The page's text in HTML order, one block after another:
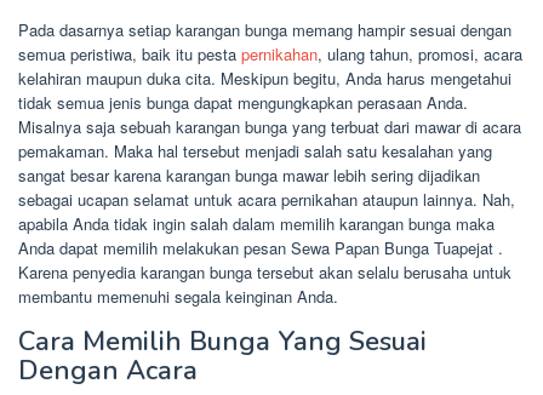
Pada dasarnya setiap karangan bunga memang hampir sesuai dengan
semua peristiwa, baik itu pesta pernikahan, ulang tahun, promosi, acara
kelahiran maupun duka cita. Meskipun begitu, Anda harus mengetahui
tidak semua jenis bunga dapat mengungkapkan perasaan Anda.
Misalnya saja sebuah karangan bunga yang terbuat dari mawar di acara
pemakaman. Maka hal tersebut menjadi salah satu kesalahan yang
sangat besar karena karangan bunga mawar lebih sering dijadikan
sebagai ucapan selamat untuk acara pernikahan ataupun lainnya. Nah,
apabila Anda tidak ingin salah dalam memilih karangan bunga maka
Anda dapat memilih melakukan pesan Sewa Papan Bunga Tuapejat .
Karena penyedia karangan bunga tersebut akan selalu berusaha untuk
membantu memenuhi segala keinginan Anda.
Cara Memilih Bunga Yang Sesuai
Dengan Acara